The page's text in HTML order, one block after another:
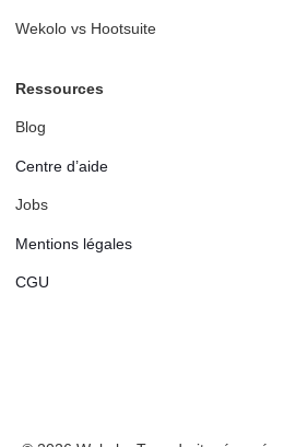
Wekolo vs Hootsuite
Ressources
Blog
Centre d’aide
Jobs
Mentions légales
CGU